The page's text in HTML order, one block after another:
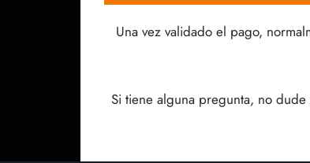
Una vez validado el pago,
Si tiene alguna pregunta, no dude